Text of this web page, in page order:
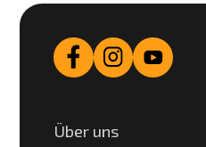
Über uns